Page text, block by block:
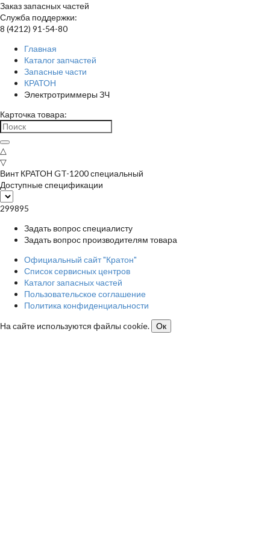
Заказ запасных частей
Служба поддержки:
8 (4212) 91-54-80
Главная
Каталог запчастей
Запасные части
КРАТОН
Электротриммеры ЗЧ
Карточка товара:
△
▽
Винт КРАТОН GT-1200 специальный
Доступные спецификации
299895
Задать вопрос специалисту
Задать вопрос производителям товара
Официальный сайт "Кратон"
Список сервисных центров
Каталог запасных частей
Пользовательское соглашение
Политика конфиденциальности
На сайте используются файлы cookie.
Ок